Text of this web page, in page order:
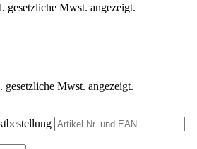
gesetzliche Mwst. angezeigt.
Mwst. angezeigt.